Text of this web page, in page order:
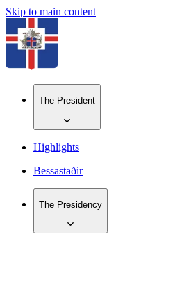
Skip to main content
The President
Highlights
Bessastaðir
The Presidency